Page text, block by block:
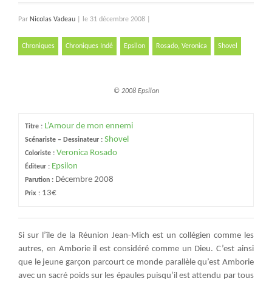
Par Nicolas Vadeau le 31 décembre 2008
Chroniques Chroniques Indé Epsilon Rosado, Veronica Shovel
© 2008 Epsilon
Titre : L’Amour de mon ennemi
Scénariste – Dessinateur : Shovel
Coloriste : Veronica Rosado
Éditeur : Epsilon
Parution : Décembre 2008
Prix : 13€
Si sur l’île de la Réunion Jean-Mich est un collégien comme les
autres, en Amborie il est considéré comme un Dieu. C’est ainsi
que le jeune garçon parcourt ce monde parallèle qu’est Amborie
avec un sacré poids sur les épaules puisqu’il est attendu par tous